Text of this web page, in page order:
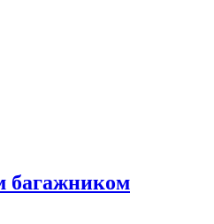
багажником